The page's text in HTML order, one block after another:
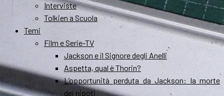
Interviste
Tolkien a Scuola
Temi
Film e Serie-TV
Jackson e il Signore degli Anelli
Aspetta, qual è Thorin?
L’opportunità perduta da Jackson: la morte
dei nipoti